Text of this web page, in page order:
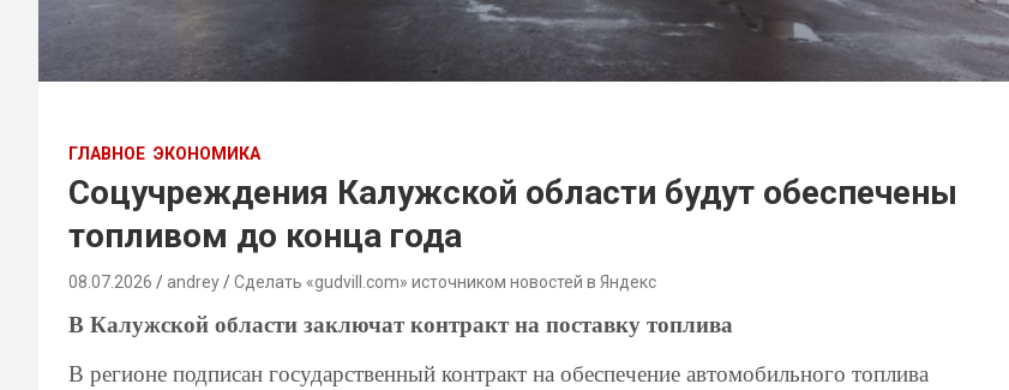
ГЛАВНОЕ ЭКОНОМИКА
Соцучреждения Калужской области будут обеспечены
топливом до конца года
08.07.2026 andrey Сделать «gudvill.com» источником новостей в Яндекс
В Калужской области заключат контракт на поставку топлива
В регионе подписан государственный контракт на обеспечение автомобильного топлива